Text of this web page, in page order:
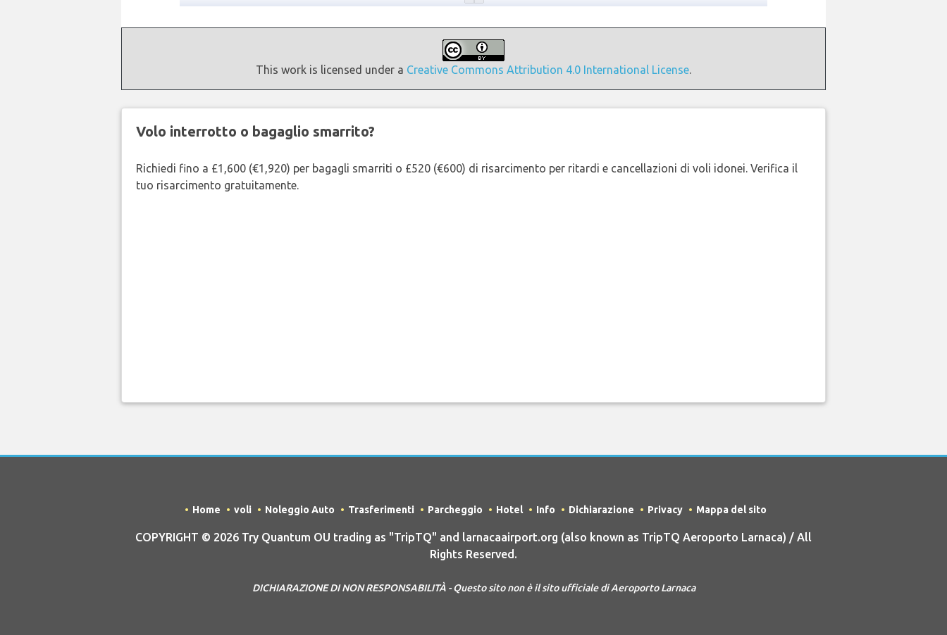
This work is licensed under a Creative Commons Attribution 4.0 International License.
Volo interrotto o bagaglio smarrito?
Richiedi fino a £1,600 (€1,920) per bagagli smarriti o £520 (€600) di risarcimento per ritardi e cancellazioni di voli idonei. Verifica il
tuo risarcimento gratuitamente.
Home voli Noleggio Auto Trasferimenti Parcheggio Hotel Info Dichiarazione Privacy Mappa del sito
COPYRIGHT © 2026 Try Quantum OU trading as "TripTQ" and larnacaairport.org (also known as TripTQ Aeroporto Larnaca) / All
Rights Reserved.
DICHIARAZIONE DI NON RESPONSABILITÀ - Questo sito non è il sito ufficiale di Aeroporto Larnaca